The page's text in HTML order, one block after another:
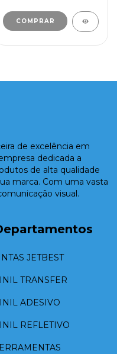
de excelência em
dedicada a
de alta qualidade
marca. Com uma vasta
visual.
JETBEST
TRANSFER
ADESIVO
REFLETIVO